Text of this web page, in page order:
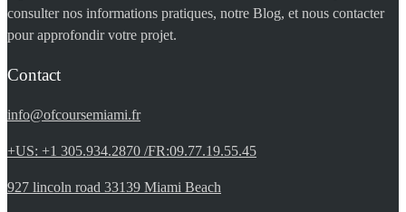
consulter nos informations pratiques, notre Blog, et nous contacter
pour approfondir votre projet.
Contact
info@ofcoursemiami.fr
+US: +1 305.934.2870 /FR:09.77.19.55.45
927 lincoln road 33139 Miami Beach